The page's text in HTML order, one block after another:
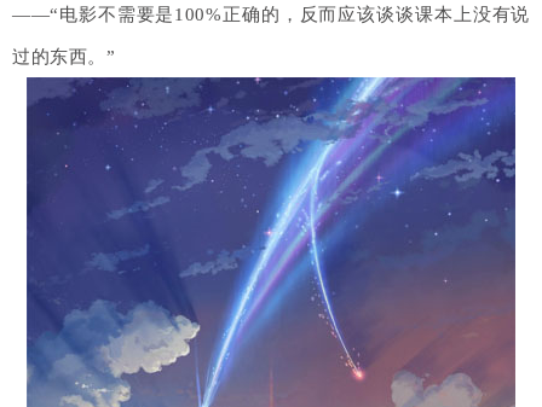
——“电影不需要是100%正确的，反而应该谈谈课本上没有说
过的东西。”